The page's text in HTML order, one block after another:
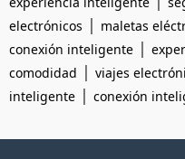
electrónicos | maletas
conexión inteligente |
comodidad | viajes
inteligente | conexión